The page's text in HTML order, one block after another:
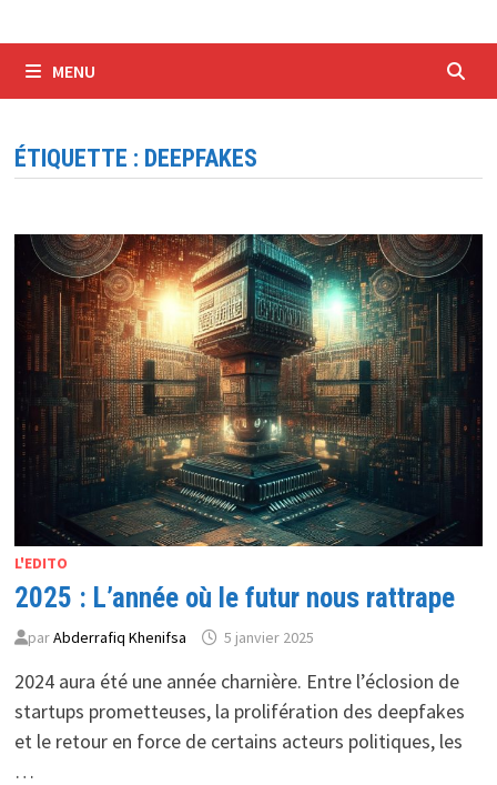
MENU
ÉTIQUETTE : DEEPFAKES
L'EDITO
2025 : L’année où le futur nous rattrape
parAbderrafiq Khenifsa 5 janvier 2025
2024 aura été une année charnière. Entre l’éclosion de
startups prometteuses, la prolifération des deepfakes
et le retour en force de certains acteurs politiques, les
…